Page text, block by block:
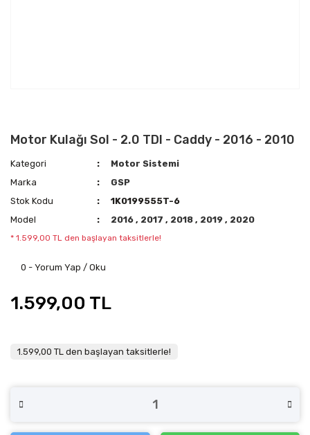
Motor Kulağı Sol - 2.0 TDI - Caddy - 2016 - 2010
Kategori
Motor Sistemi
Marka
GSP
Stok Kodu
1K0199555T-6
Model
2016, 2017, 2018, 2019, 2020
* 1.599,00 TL den başlayan taksitlerle!
0 - Yorum Yap / Oku
1.599,00 TL
1.599,00 TL den başlayan taksitlerle!